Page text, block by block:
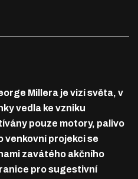
Millera je vizí světa, v
vedla ke vzniku
pouze motory, palivo
venkovní projekci se
zavátého akčního
pro sugestivní